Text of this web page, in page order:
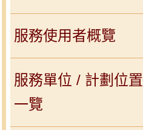
服務使用者概覽
服務單位 / 計劃位置
一覽